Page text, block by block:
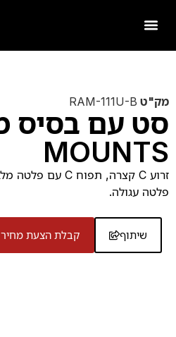
מק"ט RAM-111U-B
MOUNTS
פלטה עגולה.
שיתוף קבלת הצעת מחיר